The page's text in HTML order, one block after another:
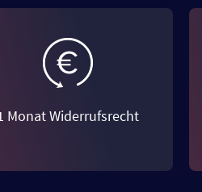
Monat Widerrufsrecht